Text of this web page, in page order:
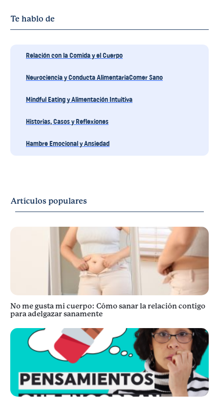
Te hablo de
Relación con la Comida y el Cuerpo
Neurociencia y Conducta AlimentariaComer Sano
Mindful Eating y Alimentación Intuitiva
Historias, Casos y Reflexiones
Hambre Emocional y Ansiedad
Artículos populares
No me gusta mi cuerpo: Cómo sanar la relación contigo
para adelgazar sanamente